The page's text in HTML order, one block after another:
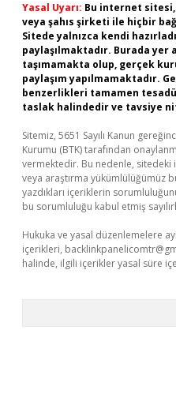
Yasal Uyarı: Bu internet
veya şahıs şirketi ile hiçbir
Sitede yalnızca kendi
paylaşılmaktadır. Burada
taşımamakta olup, gerçek
paylaşım yapılmamaktadır.
benzerlikleri tamamen
taslak halindedir ve tavsiye
Sitemiz, 5651 Sayılı Kanun
Kurumu (BTK) tarafından
vermektedir. Bu nedenle,
veya araştırma yükümlülüğümüz
yazdıkları içeriklerin
bu sorumluluğu kabul etmiş
Hukuka ve yasal düzenlemelere
içerikleri,
halinde, ilgili içerikler yasal süre